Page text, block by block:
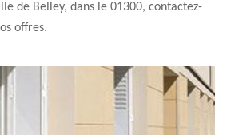
de Belley, dans le 01300, contactez-
offres.